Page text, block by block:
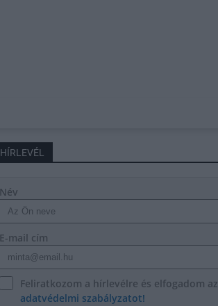
HÍRLEVÉL
Név
E-mail cím
Feliratkozom a hírlevélre és elfogadom az
adatvédelmi szabályzatot!